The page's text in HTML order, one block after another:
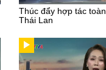
Thúc đẩy hợp tác
Thái Lan